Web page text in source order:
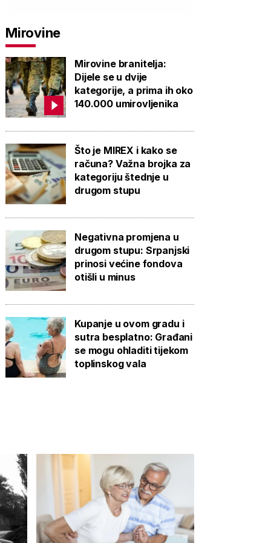
Mirovine
Mirovine branitelja:
Dijele se u dvije
kategorije, a prima ih oko
140.000 umirovljenika
Što je MIREX i kako se
računa? Važna brojka za
kategoriju štednje u
drugom stupu
Negativna promjena u
drugom stupu: Srpanjski
prinosi većine fondova
otišli u minus
Kupanje u ovom gradu i
sutra besplatno: Građani
se mogu ohladiti tijekom
toplinskog vala